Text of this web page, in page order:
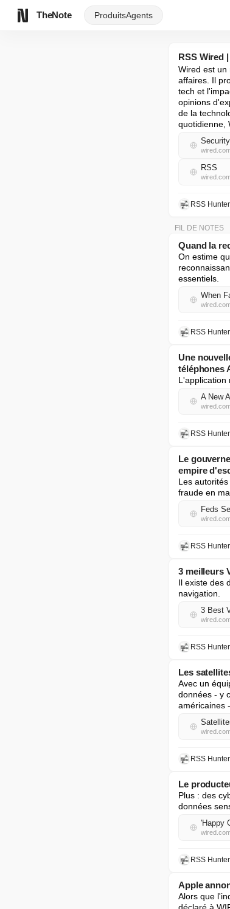
TheNote ProduitsAgents
RSS Wired
Wired est un
affaires. Il
tech et
opinions
de la
quotidienne,
RSS
RSS Hunter
FIL DE NOTES
Quand la
On estime
essentiels.
When
RSS Hunter
Une
téléphones
L'application
A New
RSS Hunter
Le
empire
Les
fraude en
Feds
RSS Hunter
3 meilleurs
Il existe des
navigation.
3 Best
RSS Hunter
Les
Avec un
données - y
américaines
RSS Hunter
Le
Plus : des
données
'Happy
RSS Hunter
Apple
Alors que